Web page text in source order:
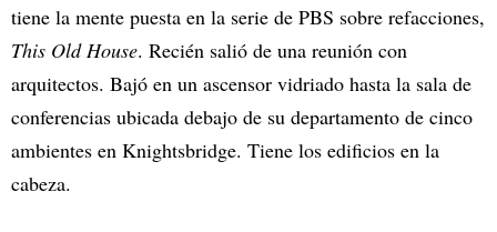
tiene la mente puesta en la serie de PBS sobre refacciones,
This Old House. Recién salió de una reunión con
arquitectos. Bajó en un ascensor vidriado hasta la sala de
conferencias ubicada debajo de su departamento de cinco
ambientes en Knightsbridge. Tiene los edificios en la
cabeza.